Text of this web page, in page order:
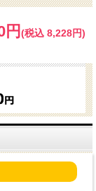
円 (税込 8,228円)